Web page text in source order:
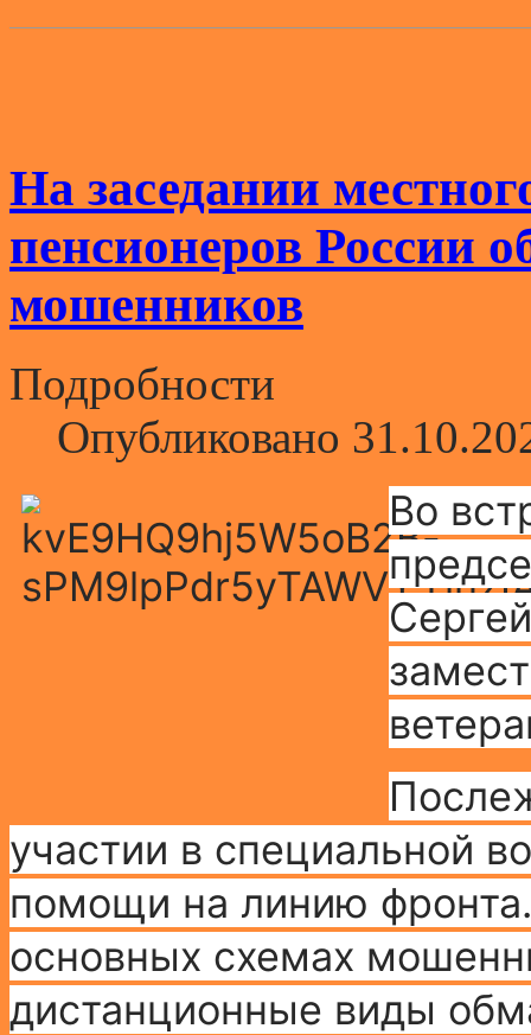
На заседании
пенсионеров России
мошенников
Подробности
Опубликовано
Во
участии в специальной
помощи на линию
основных схемах
дистанционные виды